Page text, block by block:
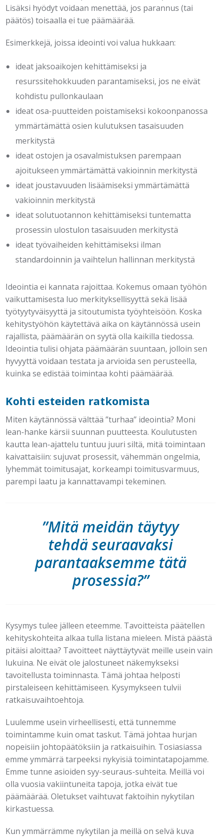
Lisäksi hyödyt voidaan menettää, jos parannus (tai
päätös) toisaalla ei tue päämäärää.
Esimerkkejä, joissa ideointi voi valua hukkaan:
ideat jaksoaikojen kehittämiseksi ja
resurssitehokkuuden parantamiseksi, jos ne eivät
kohdistu pullonkaulaan
ideat osa-puutteiden poistamiseksi kokoonpanossa
ymmärtämättä osien kulutuksen tasaisuuden
merkitystä
ideat ostojen ja osavalmistuksen parempaan
ajoitukseen ymmärtämättä vakioinnin merkitystä
ideat joustavuuden lisäämiseksi ymmärtämättä
vakioinnin merkitystä
ideat solutuotannon kehittämiseksi tuntematta
prosessin ulostulon tasaisuuden merkitystä
ideat työvaiheiden kehittämiseksi ilman
standardoinnin ja vaihtelun hallinnan merkitystä
Ideointia ei kannata rajoittaa. Kokemus omaan työhön
vaikuttamisesta luo merkityksellisyyttä sekä lisää
työtyytyväisyyttä ja sitoutumista työyhteisöön. Koska
kehitystyöhön käytettävä aika on käytännössä usein
rajallista, päämäärän on syytä olla kaikilla tiedossa.
Ideointia tulisi ohjata päämäärän suuntaan, jolloin sen
hyvyyttä voidaan testata ja arvioida sen perusteella,
kuinka se edistää toimintaa kohti päämäärää.
Kohti esteiden ratkomista
Miten käytännössä välttää ”turhaa” ideointia? Moni
lean-hanke kärsii suunnan puutteesta. Koulutusten
kautta lean-ajattelu tuntuu juuri siltä, mitä toimintaan
kaivattaisiin: sujuvat prosessit, vähemmän ongelmia,
lyhemmät toimitusajat, korkeampi toimitusvarmuus,
parempi laatu ja kannattavampi tekeminen.
”Mitä meidän täytyy
tehdä seuraavaksi
parantaaksemme tätä
prosessia?”
Kysymys tulee jälleen eteemme. Tavoitteista päätellen
kehityskohteita alkaa tulla listana mieleen. Mistä päästä
pitäisi aloittaa? Tavoitteet näyttäytyvät meille usein vain
lukuina. Ne eivät ole jalostuneet näkemykseksi
tavoitellusta toiminnasta. Tämä johtaa helposti
pirstaleiseen kehittämiseen. Kysymykseen tulvii
ratkaisuvaihtoehtoja.
Luulemme usein virheellisesti, että tunnemme
toimintamme kuin omat taskut. Tämä johtaa hurjan
nopeisiin johtopäätöksiin ja ratkaisuihin. Tosiasiassa
emme ymmärrä tarpeeksi nykyisiä toimintatapojamme.
Emme tunne asioiden syy-seuraus-suhteita. Meillä voi
olla vuosia vakiintuneita tapoja, jotka eivät tue
päämäärää. Oletukset vaihtuvat faktoihin nykytilan
kirkastuessa.
Kun ymmärrämme nykytilan ja meillä on selvä kuva